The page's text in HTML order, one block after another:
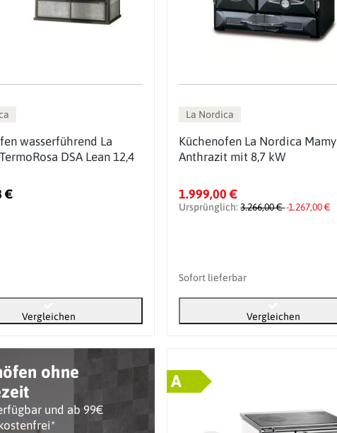
ohne
und ab 99€
wasserführend La
DSA Lean 12,4
€
Vergleichen
La Nordica
Küchenofen La Nordica Mamy
Anthrazit mit 8,7 kW
1.999,00 €
Ursprünglich:3.266,00 €-1.267,00 €
Sofort lieferbar
Vergleichen
A